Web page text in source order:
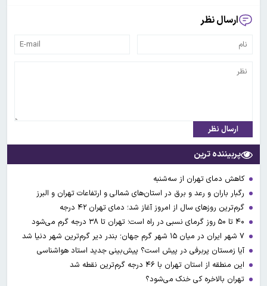
ارسال نظر
ارسال نظر
پربیننده ترین
کاهش دمای تهران از سه‌شنبه
رگبار باران و رعد و برق در استان‌های شمالی و ارتفاعات تهران و البرز
گرم‌ترین روزهای سال از امروز آغاز شد؛ دمای تهران ۴۲ درجه
آیا زمستان پربرفی در پیش است؟ پیش‌بینی جدید استاد هواشناسی
این منطقه از استان تهران با ۴۶ درجه گرم‌ترین نقطه شد
تهران بالاخره کی خنک می‌شود؟